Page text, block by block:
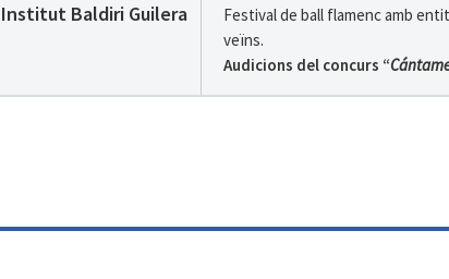
Baldiri Guilera
Festival de ball flamenc amb
veïns.
Audicions del concurs “